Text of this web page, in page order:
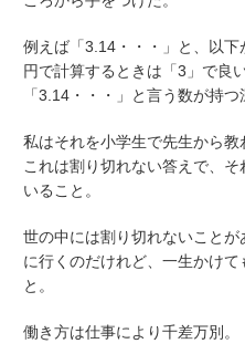
例えば「3.14・・・」と、以下
円で計算するときは「3」で良
「3.14・・・」と言う数が持つ
私はそれを小学生で先生から教
これは割り切れない答えで、
いること。
世の中には割り切れないこと
に行くのだけれど、一生かけ
と。
働き方は仕事により千差万別。